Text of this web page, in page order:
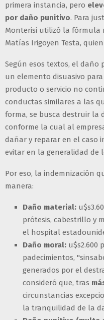
primera instancia, pero
por daño punitivo. Para
Monterisi utilizó la fórmula
Matías Irigoyen Testa,
Según esos textos, el
un elemento disuasivo
producto o servicio no
conductas similares a las
forma, se busca destruir la
conforme la cual al
dañar y reparar en el caso
evitar en la generalidad de
Por eso, la indemnización
manera:
Daño material:
prótesis, cabestrillo y
el hospital
Daño moral: u$s2.600
padecimientos,
generados por el
consideró que, tras
circunstancias
la tranquilidad de la